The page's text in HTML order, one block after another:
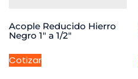
Acople Reducido Hierro
Negro 1″ a 1/2″
Cotizar